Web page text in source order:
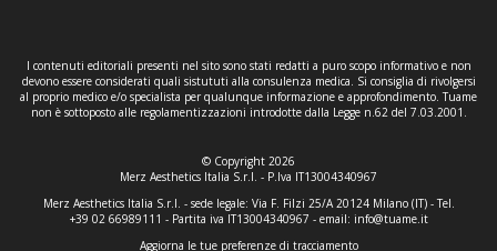
I contenuti editoriali presenti nel sito sono stati redatti a puro scopo informativo e non
devono essere considerati quali sistututi alla consulenza medica. Si consiglia di rivolgersi
al proprio medico e/o specialista per qualunque informazione e approfondimento. Tuame
non è sottoposto alle regolamentizzazioni introdotte dalla Legge n.62 del 7.03.2001.
© Copyright 2026
Merz Aesthetics Italia S.r.l. - P.Iva IT13004340967
Merz Aesthetics Italia S.r.l. - sede legale: Via F. Filzi 25/A 20124 Milano (IT) - Tel.
+39 02 66989111 - Partita iva IT13004340967 - email: info@tuame.it
Aggiorna le tue preferenze di tracciamento